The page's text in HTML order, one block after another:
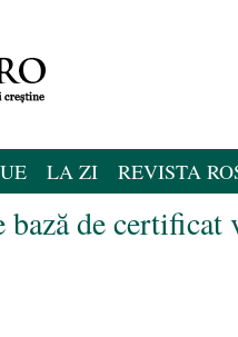
UE LA ZI REVISTA
de certificat